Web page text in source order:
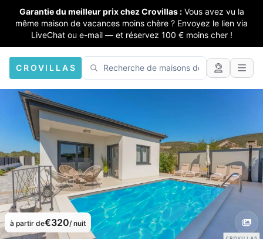
Garantie du meilleur prix chez Crovillas : Vous avez vu la
même maison de vacances moins chère ? Envoyez le lien via
LiveChat ou e-mail — et réservez 100 € moins cher !
CROVILLAS
à partir de€320/ nuit